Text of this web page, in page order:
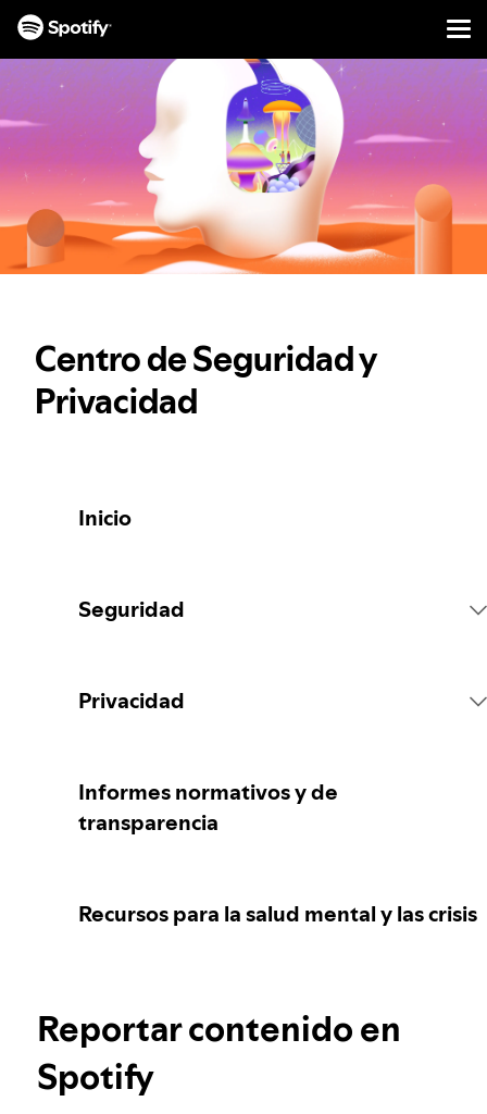
AL
CONTENIDO
Centro de Seguridad y
Privacidad
Inicio
Seguridad
Reportar contenido
Orientación para padres, madres o
Nuestro enfoque para verificar la edad de los
usuarios
Privacidad
Tus controles de privacidad
Informes normativos y de
transparencia
Recursos para la salud mental y las crisis
Reportar contenido en
Spotify